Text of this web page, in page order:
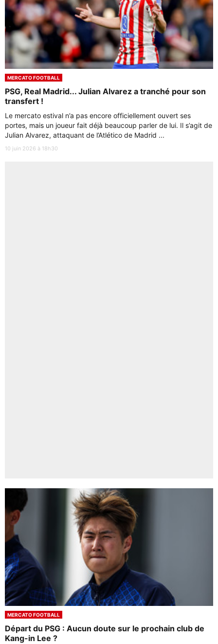
MERCATO FOOTBALL
PSG, Real Madrid... Julian Alvarez a tranché pour son
transfert !
Le mercato estival n’a pas encore officiellement ouvert ses
portes, mais un joueur fait déjà beaucoup parler de lui. Il s’agit de
Julian Alvarez, attaquant de l’Atlético de Madrid ...
10 juin 2026 à 18h30
MERCATO FOOTBALL
Départ du PSG : Aucun doute sur le prochain club de
Kang-in Lee ?